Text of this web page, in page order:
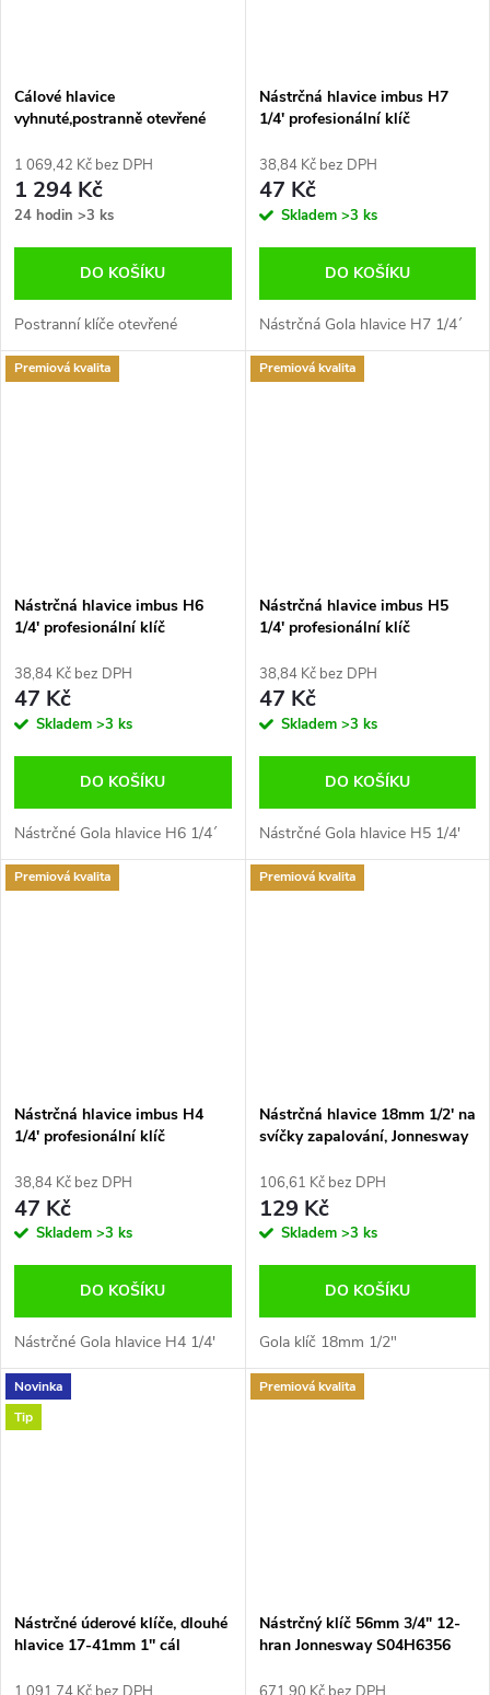
Cálové hlavice
vyhnuté,postranně otevřené
Germany
1 069,42 Kč bez DPH
1 294 Kč
24 hodin >3 ks
DO KOŠÍKU
Postranní klíče otevřené
Nástrčná hlavice imbus H7
1/4' profesionální klíč
38,84 Kč bez DPH
47 Kč
Skladem >3 ks
DO KOŠÍKU
Nástrčná Gola hlavice H7 1/4´
Premiová kvalita
Nástrčná hlavice imbus H6
1/4' profesionální klíč
38,84 Kč bez DPH
47 Kč
Skladem >3 ks
DO KOŠÍKU
Nástrčné Gola hlavice H6 1/4´
Premiová kvalita
Nástrčná hlavice imbus H5
1/4' profesionální klíč
38,84 Kč bez DPH
47 Kč
Skladem >3 ks
DO KOŠÍKU
Nástrčné Gola hlavice H5 1/4'
Premiová kvalita
Nástrčná hlavice imbus H4
1/4' profesionální klíč
38,84 Kč bez DPH
47 Kč
Skladem >3 ks
DO KOŠÍKU
Nástrčné Gola hlavice H4 1/4'
Premiová kvalita
Nástrčná hlavice 18mm 1/2' na
svíčky zapalování, Jonnesway
106,61 Kč bez DPH
129 Kč
Skladem >3 ks
DO KOŠÍKU
Gola klíč 18mm 1/2"
Novinka
Tip
Nástrčné úderové klíče, dlouhé
hlavice 17-41mm 1'' cál
Premiová kvalita
Nástrčný klíč 56mm 3/4" 12-
hran Jonnesway S04H6356